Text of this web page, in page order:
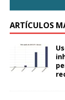
ARTÍCULOS